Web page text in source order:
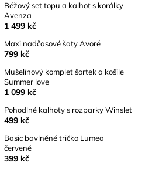
Béžový set topu a kalhot s korálky
Avenza
1 499 kč
Maxi nadčasové šaty Avoré
799 kč
Mušelínový komplet šortek a košile
Summer love
1 099 kč
Pohodlné kalhoty s rozparky Winslet
499 kč
Basic bavlněné tričko Lumea
červené
399 kč